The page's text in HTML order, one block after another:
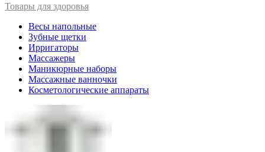
Товары для здоровья
Весы напольные
Зубные щетки
Ирригаторы
Массажеры
Маникюрные наборы
Массажные ванночки
Косметологические аппараты